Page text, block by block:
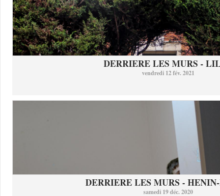
DERRIERE LES MURS -
vendredi 12 fév. 2021
DERRIERE LES MURS -
samedi 19 déc. 2020